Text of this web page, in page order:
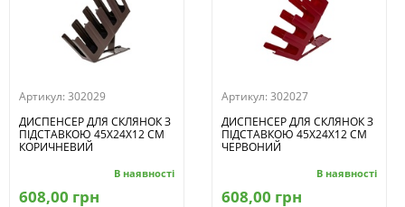
Артикул: 302029
ДИСПЕНСЕР ДЛЯ СКЛЯНОК З
ПІДСТАВКОЮ 45Х24Х12 СМ
КОРИЧНЕВИЙ
В наявності
608,00 грн
Артикул: 302027
ДИСПЕНСЕР ДЛЯ СКЛЯНОК З
ПІДСТАВКОЮ 45Х24Х12 СМ
ЧЕРВОНИЙ
В наявності
608,00 грн